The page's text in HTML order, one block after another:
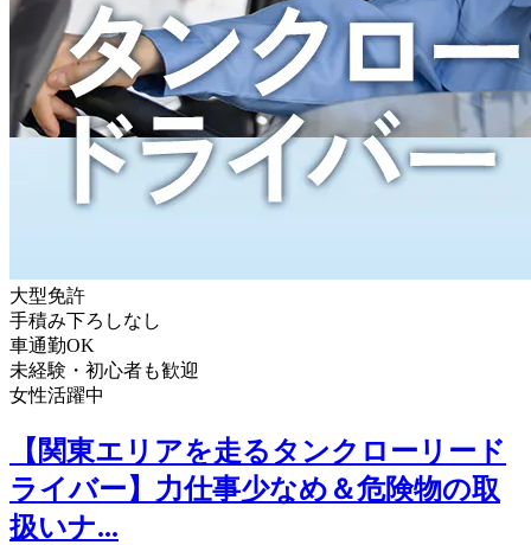
大型免許
手積み下ろしなし
車通勤OK
未経験・初心者も歓迎
女性活躍中
【関東エリアを走るタンクローリード
ライバー】力仕事少なめ＆危険物の取
扱いナ...